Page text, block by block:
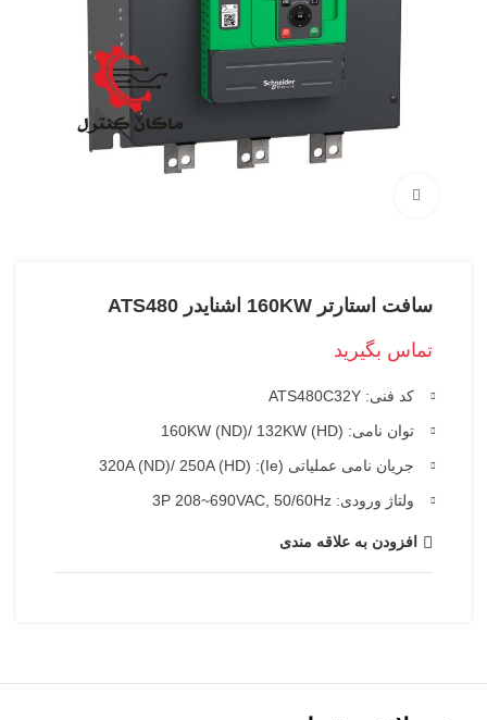
سافت استارتر 160KW اشنایدر ATS480
تماس بگیرید
کد فنی: ATS480C32Y
توان نامی: 160KW (ND)/ 132KW (HD)
جریان نامی عملیاتی (Ie): 320A (ND)/ 250A (HD)
ولتاژ ورودی: 3P 208~690VAC, 50/60Hz
افزودن به علاقه مندی